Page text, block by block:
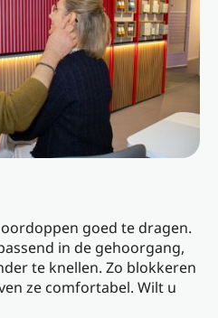
goed te dragen.
in de gehoorgang,
te knellen. Zo blokkeren
ze comfortabel. Wilt u